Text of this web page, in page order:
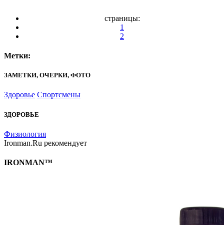
страницы:
1
2
Метки:
ЗАМЕТКИ, ОЧЕРКИ, ФОТО
Здоровье Спортсмены
ЗДОРОВЬЕ
Физиология
Ironman.Ru рекомендует
IRONMAN™